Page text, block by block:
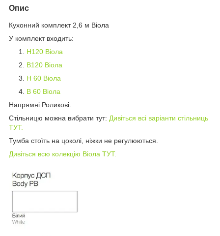
Опис
Кухонний комплект 2,6 м Віола
У комплект входить:
Н120 Віола
В120 Віола
Н 60 Віола
В 60 Віола
Напрямні Роликові.
Стільницю можна вибрати тут: Дивіться всі варіанти стільниць
ТУТ.
Тумба стоїть на цоколі, ніжки не регулюються.
Дивіться всю колекцію Віола ТУТ.